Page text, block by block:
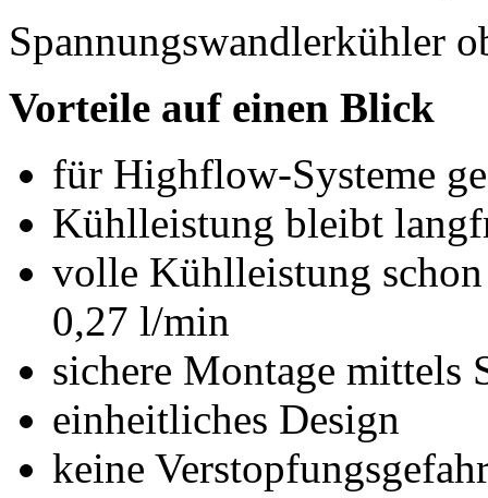
Spannungswandlerkühler
Vorteile auf einen Blick
für Highflow-Systeme
Kühlleistung bleibt
volle Kühlleistung
0,27 l/min
sichere Montage mittels
einheitliches Design
keine